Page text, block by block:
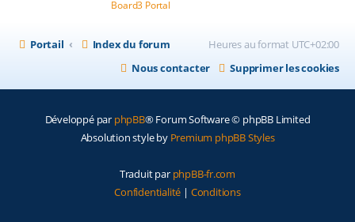
Board3 Portal
Portail Index du forum Heures au format UTC+02:00
Supprimer les cookies
Nous contacter
Développé par phpBB® Forum Software © phpBB Limited
Absolution style by Premium phpBB Styles
Traduit par phpBB-fr.com
Confidentialité | Conditions